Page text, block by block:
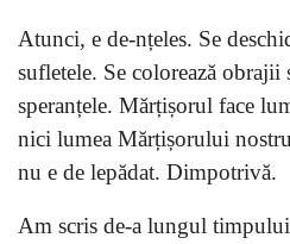
Atunci, e de-nțeles. Se
sufletele. Se colorează obrajii
speranțele. Mărțișorul face
nici lumea Mărțișorului
nu e de lepădat. Dimpotrivă.
Am scris de-a lungul